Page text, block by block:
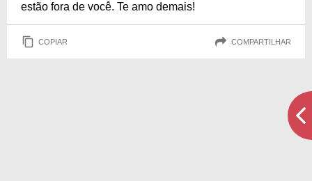
estão fora de você. Te amo demais!
COPIAR COMPARTILHAR